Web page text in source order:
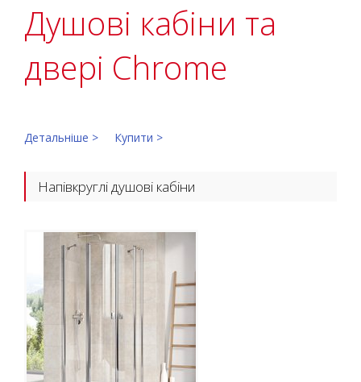
Душові кабіни та
двері Chrome
Детальніше > Купити >
Напівкруглі душові кабіни